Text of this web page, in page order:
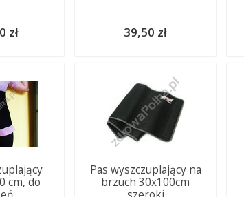
zł 39,50 zł
cm, do
Pas wyszczuplający na
brzuch 30x100cm